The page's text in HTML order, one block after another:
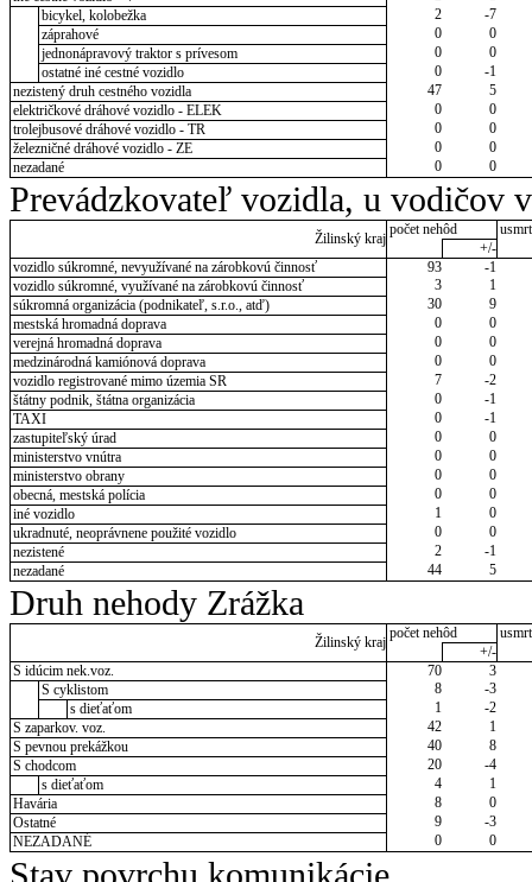
bicykel, kolobežka
2
-7
záprahové
0
0
jednonápravový traktor s prívesom
0
0
ostatné iné cestné vozidlo
0
-1
nezistený druh cestného vozidla
47
5
električkové dráhové vozidlo - ELEK
0
0
trolejbusové dráhové vozidlo - TR
0
0
železničné dráhové vozidlo - ZE
0
0
nezadané
0 0
Prevádzkovateľ vozidla, u vodičov
Žilinský kraj
počet nehôd
+/-
vozidlo súkromné, nevyužívané na zárobkovú činnosť
93
-1
vozidlo súkromné, využívané na zárobkovú činnosť
3
1
súkromná organizácia (podnikateľ, s.r.o., atď)
30
9
mestská hromadná doprava
0
0
verejná hromadná doprava
0
0
medzinárodná kamiónová doprava
0
0
vozidlo registrované mimo územia SR
7
-2
štátny podnik, štátna organizácia
0
-1
TAXI
0
-1
zastupiteľský úrad
0
0
ministerstvo vnútra
0
0
ministerstvo obrany
0
0
obecná, mestská polícia
0
0
iné vozidlo
1
0
ukradnuté, neoprávnene použité vozidlo
0
0
nezistené
2
-1
nezadané
44 5
Druh nehody Zrážka
Žilinský kraj
počet nehôd
+/-
S idúcim nek.voz.
70
3
S cyklistom
8
-3
s dieťaťom
1
-2
S zaparkov. voz.
42
1
S pevnou prekážkou
40
8
S chodcom
20
-4
s dieťaťom
4
1
Havária
8
0
Ostatné
9
-3
NEZADANÉ
0 0
Stav povrchu komunikácie